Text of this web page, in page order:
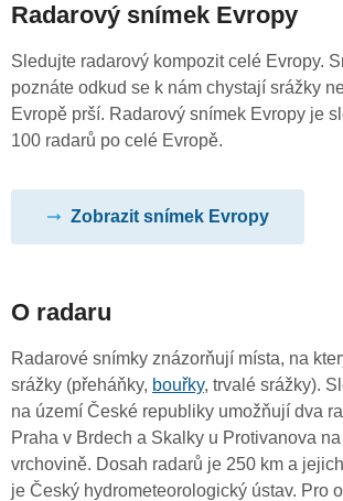
Radarový snímek Evropy
Sledujte radarový kompozit celé Evropy.
poznáte odkud se k nám chystají srážky
Evropě prší. Radarový snímek Evropy je
100 radarů po celé Evropě.
Zobrazit snímek Evropy
O radaru
Radarové snímky znázorňují místa, na
srážky (přeháňky, bouřky, trvalé srážky).
na území České republiky umožňují dva
Praha v Brdech a Skalky u Protivanova
vrchovině. Dosah radarů je 250 km a
je Český hydrometeorologický ústav. Pro